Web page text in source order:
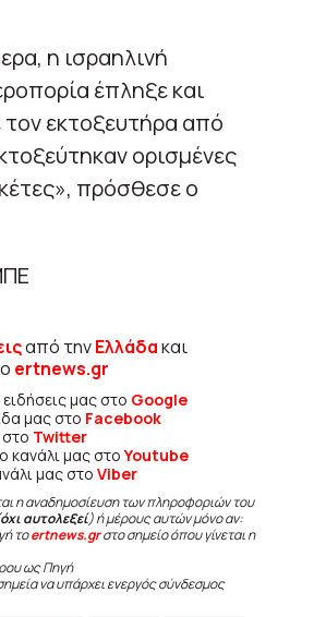
η ισραηλινή
έπληξε και
εκτοξευτήρα από
ορισμένες
πρόσθεσε ο
από τηνΕλλάδακαι
ertnews.gr
μας στο Google
μας στο Facebook
Twitter
κανάλι μας στοYoutube
μας στο Viber
η αναδημοσίευση των πληροφοριών του
όχι αυτολεξεί) ή μέρους αυτών μόνο αν:
τοertnews.grστο σημείο όπου γίνεται η
ως Πηγή
να υπάρχει ενεργός σύνδεσμος